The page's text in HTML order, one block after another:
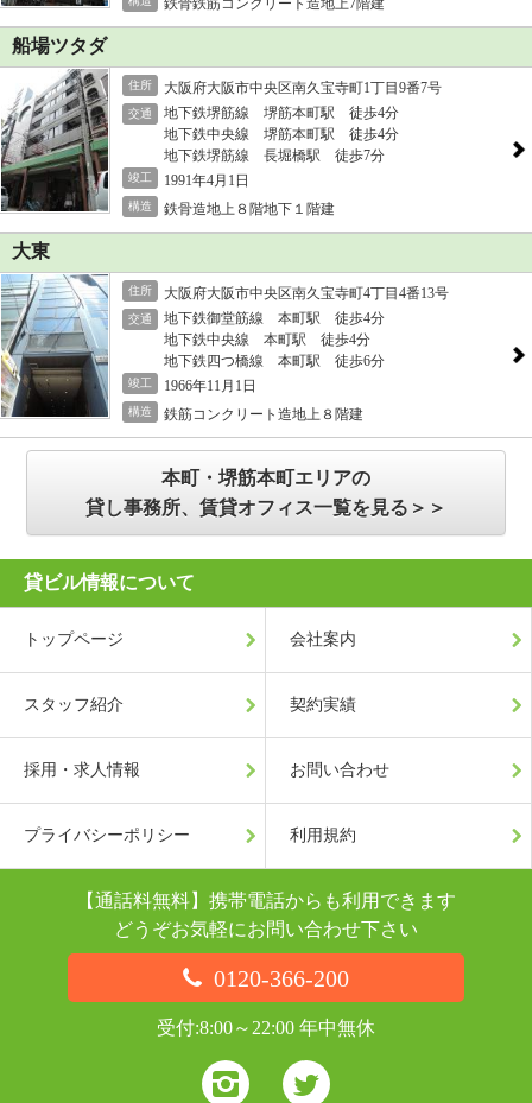
船場ツタダ
住所 大阪府大阪市中央区南久宝寺町1丁目9番7号
交通
地下鉄堺筋線 堺筋本町駅 徒歩4分
地下鉄中央線 堺筋本町駅 徒歩4分
地下鉄堺筋線 長堀橋駅 徒歩7分
竣工 1991年4月1日
構造 鉄骨造地上８階地下１階建
大東
住所 大阪府大阪市中央区南久宝寺町4丁目4番13号
交通
地下鉄御堂筋線 本町駅 徒歩4分
地下鉄中央線 本町駅 徒歩4分
地下鉄四つ橋線 本町駅 徒歩6分
竣工 1966年11月1日
構造 鉄筋コンクリート造地上８階建
本町・堺筋本町エリアの
貸し事務所、賃貸オフィス一覧を見る＞＞
貸ビル情報について
トップページ 会社案内
スタッフ紹介 契約実績
採用・求人情報 お問い合わせ
プライバシーポリシー 利用規約
【通話料無料】携帯電話からも利用できます
どうぞお気軽にお問い合わせ下さい
0120-366-200
受付:8:00～22:00 年中無休